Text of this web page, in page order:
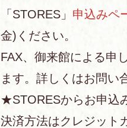
「STORES」 申込みペ
金)ください。
FAX、御来館による申
ます。詳しくはお問い
★STORESからお申込
決済方法はクレジット